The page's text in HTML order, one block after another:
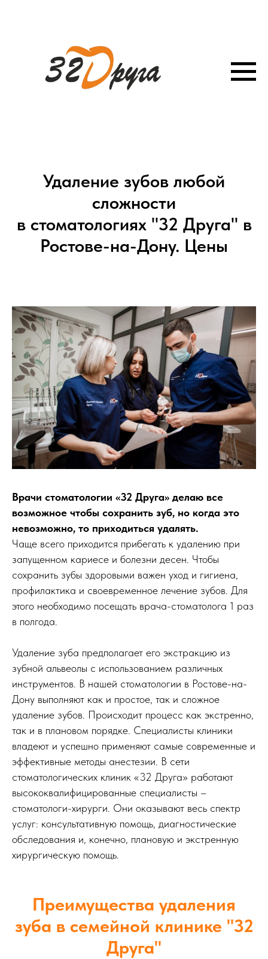
Удаление зубов любой
сложности
в стоматологиях "32 Друга" в
Ростове-на-Дону. Цены
Врачи стоматологии «32 Друга» делаю все
возможное чтобы сохранить зуб, но когда это
невозможно, то приходиться удалять.
Чаще всего приходится прибегать к удалению при
запущенном кариесе и болезни десен. Чтобы
сохранить зубы здоровыми важен уход и гигиена,
профилактика и своевременное лечение зубов. Для
этого необходимо посещать врача-стоматолога 1 раз
в полгода.
Удаление зуба предполагает его экстракцию из
зубной альвеолы с использованием различных
инструментов. В нашей стоматологии в Ростове-на-
Дону выполняют как и простое, так и сложное
удаление зубов. Происходит процесс как экстренно,
так и в плановом порядке. Специалисты клиники
владеют и успешно применяют самые современные и
эффективные методы анестезии. В сети
стоматологических клиник «32 Друга» работают
высококвалифицированные специалисты –
стоматологи-хирурги. Они оказывают весь спектр
услуг: консультативную помощь, диагностические
обследования и, конечно, плановую и экстренную
хирургическую помощь.
Преимущества удаления
зуба в семейной клинике "32
Друга"